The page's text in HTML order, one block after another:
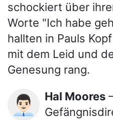
schockiert über
Worte "Ich habe
hallten in Pauls
mit dem Leid und
Genesung rang.
👨🏻‍💼 Hal Moores